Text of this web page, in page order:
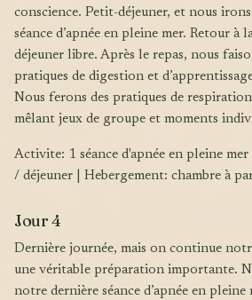
conscience. Petit-déjeuner, et nous
séance d’apnée en pleine mer. Retour à
déjeuner libre. Après le repas, nous
pratiques de digestion et
Nous ferons des pratiques de
mêlant jeux de groupe et moments
Activite: 1 séance d'apnée en pleine mer | Repas: petit-déjeuner
/ déjeuner | Hebergement: chambre à
Jour 4
Dernière journée, mais on continue notre routine qui devient
une véritable préparation importante.
notre dernière séance d’apnée en pleine